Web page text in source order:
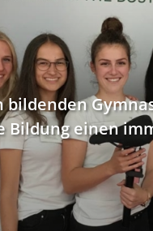
bildenden
Bildung einen